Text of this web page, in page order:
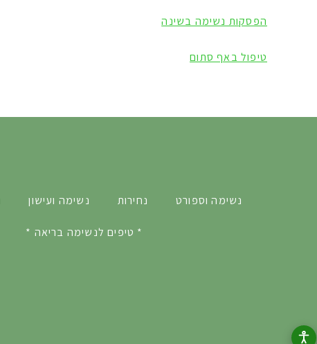
הפסקות נשימה בשינה
טיפול באף סתום
נשימה וספורט נחירות נשימה ועישון
* טיפים לנשימה בריאה *